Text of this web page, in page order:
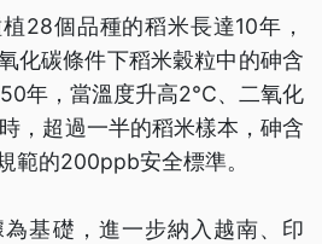
28個品種的稻米長達10年，
化碳條件下稻米穀粒中的砷含
年，當溫度升高2°C、二氧化
，超過一半的稻米樣本，砷含
範的200ppb安全標準。
基礎，進一步納入越南、印